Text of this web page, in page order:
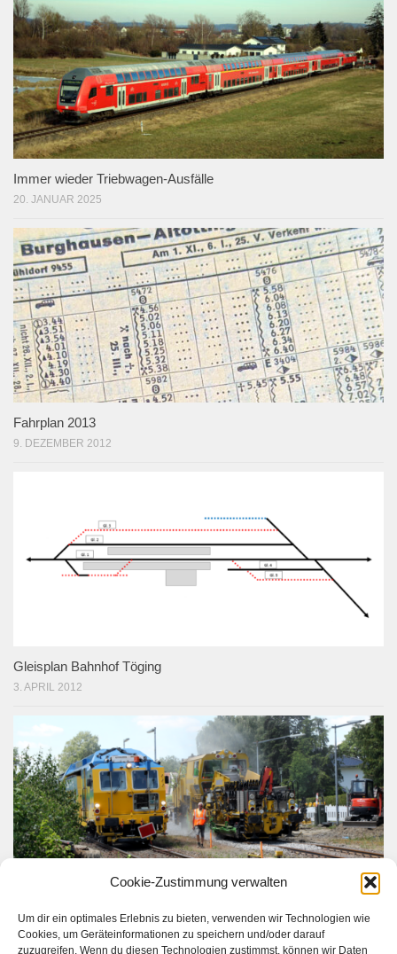
Cookie-Zustimmung verwalten
Um dir ein optimales Erlebnis zu bieten, verwenden wir Technologien wie
Cookies, um Geräteinformationen zu speichern und/oder darauf
zuzugreifen. Wenn du diesen Technologien zustimmst, können wir Daten
Immer wieder Triebwagen-Ausfälle
20. JANUAR 2025
Fahrplan 2013
9. DEZEMBER 2012
Gleisplan Bahnhof Töging
3. APRIL 2012
31. JULI 2021